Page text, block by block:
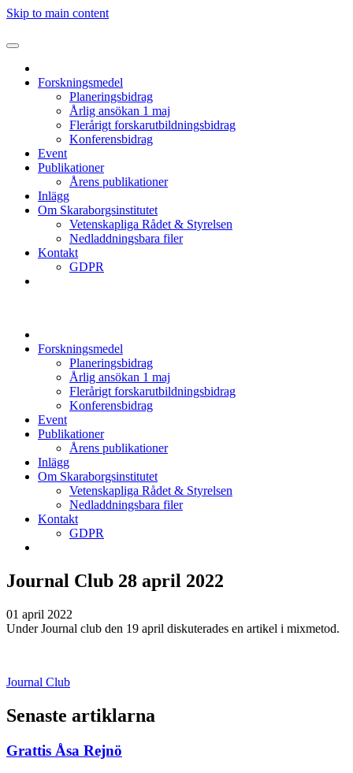
Skip to main content
Forskningsmedel
Planeringsbidrag
Årlig ansökan 1 maj
Flerårigt forskarutbildningsbidrag
Konferensbidrag
Event
Publikationer
Årens publikationer
Inlägg
Om Skaraborgsinstitutet
Vetenskapliga Rådet & Styrelsen
Nedladdningsbara filer
Kontakt
GDPR
Forskningsmedel
Planeringsbidrag
Årlig ansökan 1 maj
Flerårigt forskarutbildningsbidrag
Konferensbidrag
Event
Publikationer
Årens publikationer
Inlägg
Om Skaraborgsinstitutet
Vetenskapliga Rådet & Styrelsen
Nedladdningsbara filer
Kontakt
GDPR
Journal Club 28 april 2022
01 april 2022
Under Journal club den 19 april diskuterades en artikel i mixmetod.
Journal Club
Senaste artiklarna
Grattis Åsa Rejnö